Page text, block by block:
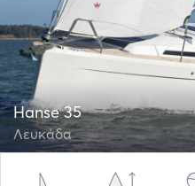
Hanse 35
Λευκάδα